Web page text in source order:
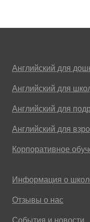
Английский для
Английский для
Английский для
Английский для
Корпоративное
Информация о
Отзывы о нас
События и новости